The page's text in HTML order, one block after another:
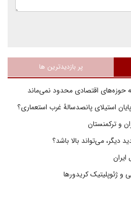
پر بازدیدترین ها
حوزه‌های اقتصادی محدود نمی‌ماند
استیلای پانصدسالۀ غرب استعماری؟
و ترکمنستان
می‌تواند بالا باشد؟
ایران
و ژئوپلیتیک کریدورها